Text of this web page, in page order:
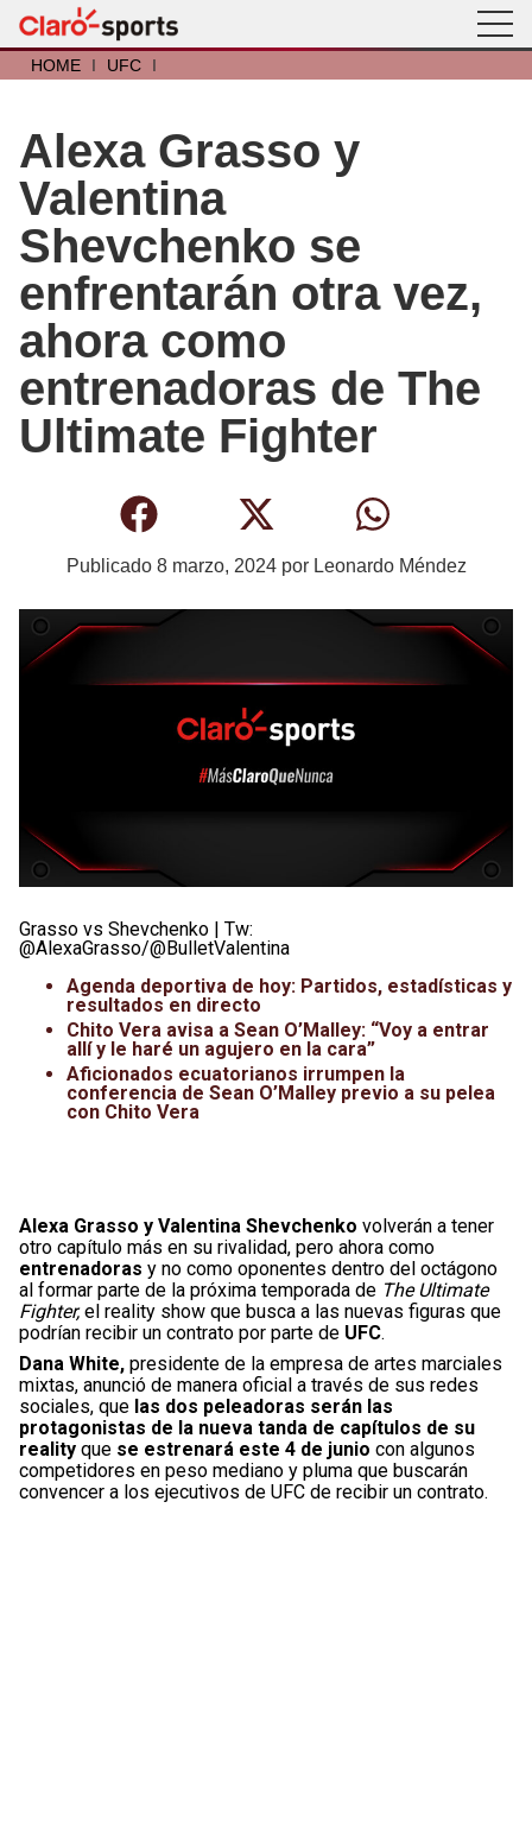
HOME I UFC I
Alexa Grasso y
Valentina
Shevchenko se
enfrentarán otra vez,
ahora como
entrenadoras de The
Ultimate Fighter
Publicado 8 marzo, 2024por Leonardo Méndez
Grasso vs Shevchenko | Tw:
@AlexaGrasso/@BulletValentina
Agenda deportiva de hoy: Partidos, estadísticas y
resultados en directo
Chito Vera avisa a Sean O’Malley: “Voy a entrar
allí y le haré un agujero en la cara”
Aficionados ecuatorianos irrumpen la
conferencia de Sean O’Malley previo a su pelea
con Chito Vera
Alexa Grasso y Valentina Shevchenko volverán a tener
otro capítulo más en su rivalidad, pero ahora como
entrenadoras y no como oponentes dentro del octágono
al formar parte de la próxima temporada de The Ultimate
Fighter,el reality show que busca a las nuevas figuras que
podrían recibir un contrato por parte de UFC.
Dana White, presidente de la empresa de artes marciales
mixtas, anunció de manera oficial a través de sus redes
sociales, que las dos peleadoras serán las
protagonistas de la nueva tanda de capítulos de su
reality que se estrenará este 4 de junio con algunos
competidores en peso mediano y pluma que buscarán
convencer a los ejecutivos de UFC de recibir un contrato.